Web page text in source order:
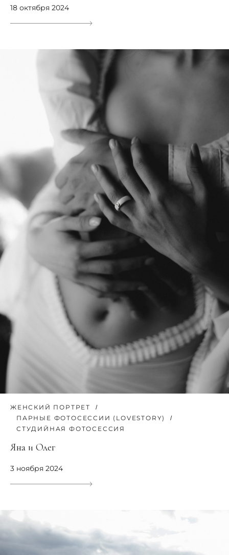
18 октября 2024
ЖЕНСКИЙ ПОРТРЕТ
ПАРНЫЕ ФОТОСЕССИИ (LOVESTORY)
СТУДИЙНАЯ ФОТОСЕССИЯ
Яна и Олег
3 ноября 2024